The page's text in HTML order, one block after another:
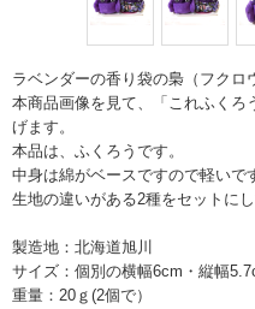
ラベンダーの香り袋の梟（フクロ
本商品画像を見て、「これふくろ
げます。
本品は、ふくろうです。
中身は綿がベースですので軽いで
生地の違いがある2種をセットにし
製造地：北海道旭川
サイズ：個別の横幅6cm・縦幅
重量：20ｇ(2個で）